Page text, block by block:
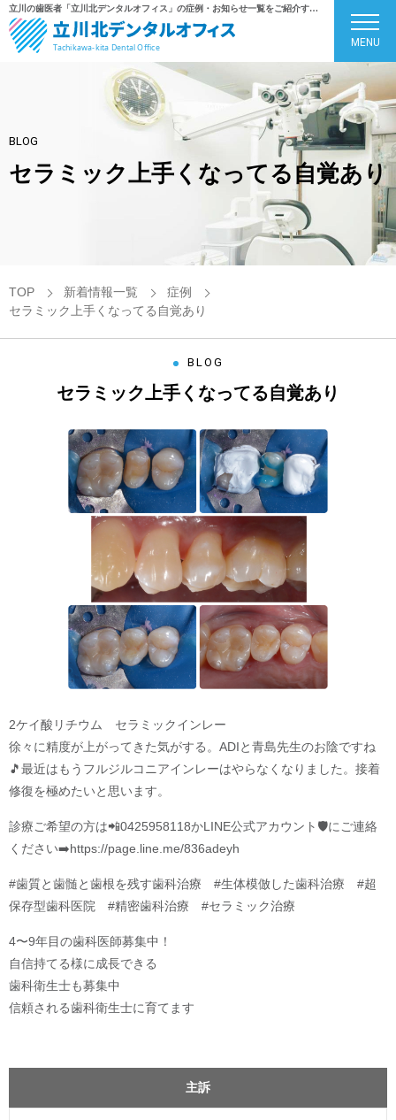
立川の歯医者「立川北デンタルオフィス」の症例・お知らせ一覧をご紹介するページです
MENU
BLOG
セラミック上手くなってる自覚あり
TOP 新着情報一覧
症例
セラミック上手くなってる自覚あり
BLOG
セラミック上手くなってる自覚あり
2ケイ酸リチウム セラミックインレー
徐々に精度が上がってきた気がする。ADIと青島先生のお陰ですね
🎵最近はもうフルジルコニアインレーはやらなくなりました。接着
修復を極めたいと思います。
診療ご希望の方は📲0425958118かLINE公式アカウント🛡️にご連絡
ください➡️https://page.line.me/836adeyh
#歯質と歯髄と歯根を残す歯科治療 #生体模倣した歯科治療 #超
保存型歯科医院 #精密歯科治療 #セラミック治療
4〜9年目の歯科医師募集中！
自信持てる様に成長できる
歯科衛生士も募集中
信頼される歯科衛生士に育てます
主訴